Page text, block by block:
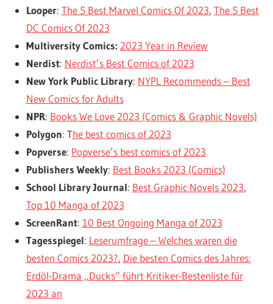
Looper: The 5 Best Marvel Comics Of 2023, The 5 Best
DC Comics Of 2023
Multiversity Comics: 2023 Year in Review
Nerdist: Nerdist’s Best Comics of 2023
New York Public Library: NYPL Recommends – Best
New Comics for Adults
NPR: Books We Love 2023 (Comics & Graphic Novels)
Polygon: The best comics of 2023
Popverse: Popverse’s best comics of 2023
Publishers Weekly: Best Books 2023 (Comics)
School Library Journal: Best Graphic Novels 2023,
Top 10 Manga of 2023
ScreenRant: 10 Best Ongoing Manga of 2023
Tagesspiegel: Leserumfrage – Welches waren die
besten Comics 2023?, Die besten Comics des Jahres:
Erdöl-Drama „Ducks“ führt Kritiker-Bestenliste für
2023 an